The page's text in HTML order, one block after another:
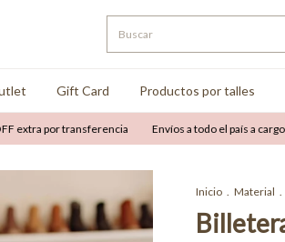
Gift Card Productos por talles
por transferencia Envíos a todo el país a cargo del
Inicio . Material .